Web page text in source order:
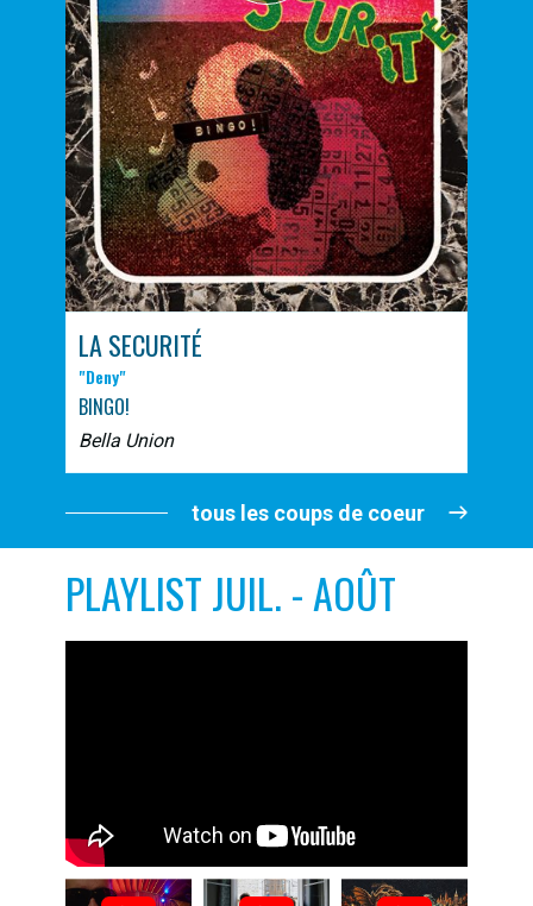
LA SECURITÉ
"Deny"
BINGO!
Bella Union
tous les coups de coeur
PLAYLIST JUIL. - AOÛT